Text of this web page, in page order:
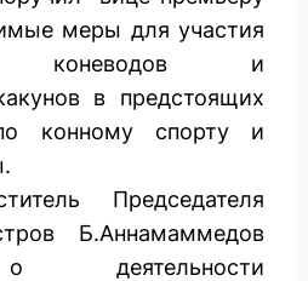
меры для участия
коневодов и
в предстоящих
конному спорту и
Председателя
Б.Аннамаммедов
деятельности